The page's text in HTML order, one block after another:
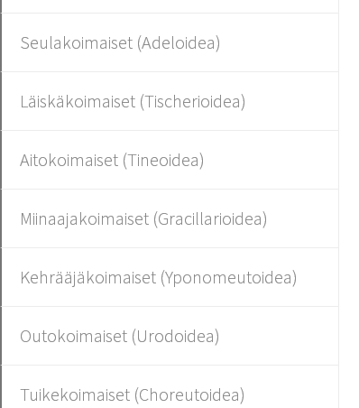
Seulakoimaiset (Adeloidea)
Läiskäkoimaiset (Tischerioidea)
Aitokoimaiset (Tineoidea)
Miinaajakoimaiset (Gracillarioidea)
Kehrääjäkoimaiset (Yponomeutoidea)
Outokoimaiset (Urodoidea)
Tuikekoimaiset (Choreutoidea)